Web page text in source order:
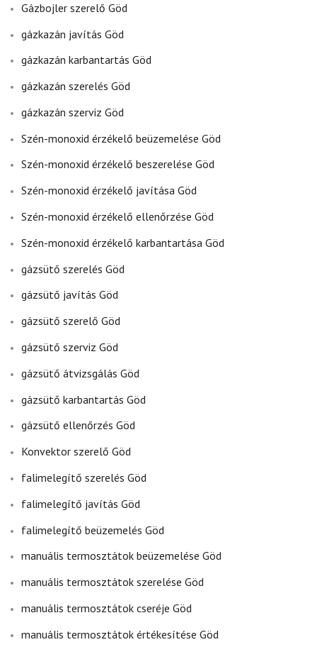
Gázbojler szerelő Göd
gázkazán javítás Göd
gázkazán karbantartás Göd
gázkazán szerelés Göd
gázkazán szerviz Göd
Szén-monoxid érzékelő beüzemelése Göd
Szén-monoxid érzékelő beszerelése Göd
Szén-monoxid érzékelő javítása Göd
Szén-monoxid érzékelő ellenőrzése Göd
Szén-monoxid érzékelő karbantartása Göd
gázsütő szerelés Göd
gázsütő javítás Göd
gázsütő szerelő Göd
gázsütő szerviz Göd
gázsütő átvizsgálás Göd
gázsütő karbantartás Göd
gázsütő ellenőrzés Göd
Konvektor szerelő Göd
falimelegítő szerelés Göd
falimelegítő javítás Göd
falimelegítő beüzemelés Göd
manuális termosztátok beüzemelése Göd
manuális termosztátok szerelése Göd
manuális termosztátok cseréje Göd
manuális termosztátok értékesítése Göd